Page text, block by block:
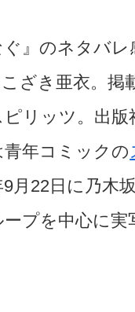
ぐ』のネタバ
ざき亜衣。掲
リッツ。出版
年コミックの
9月22日に乃木
プを中心に実